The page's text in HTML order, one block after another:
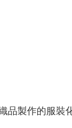
品製作的服